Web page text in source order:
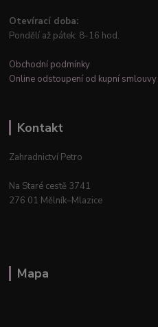
Otevírací doba:
Pondělí až pátek: 8-16 hod.
Obchodní podmínky
Online odstoupení od kupní smlouvy
Kontakt
Zahradnictví Petro
Na Staré cestě 3741
276 01 Mělník–Mlazice
Mapa